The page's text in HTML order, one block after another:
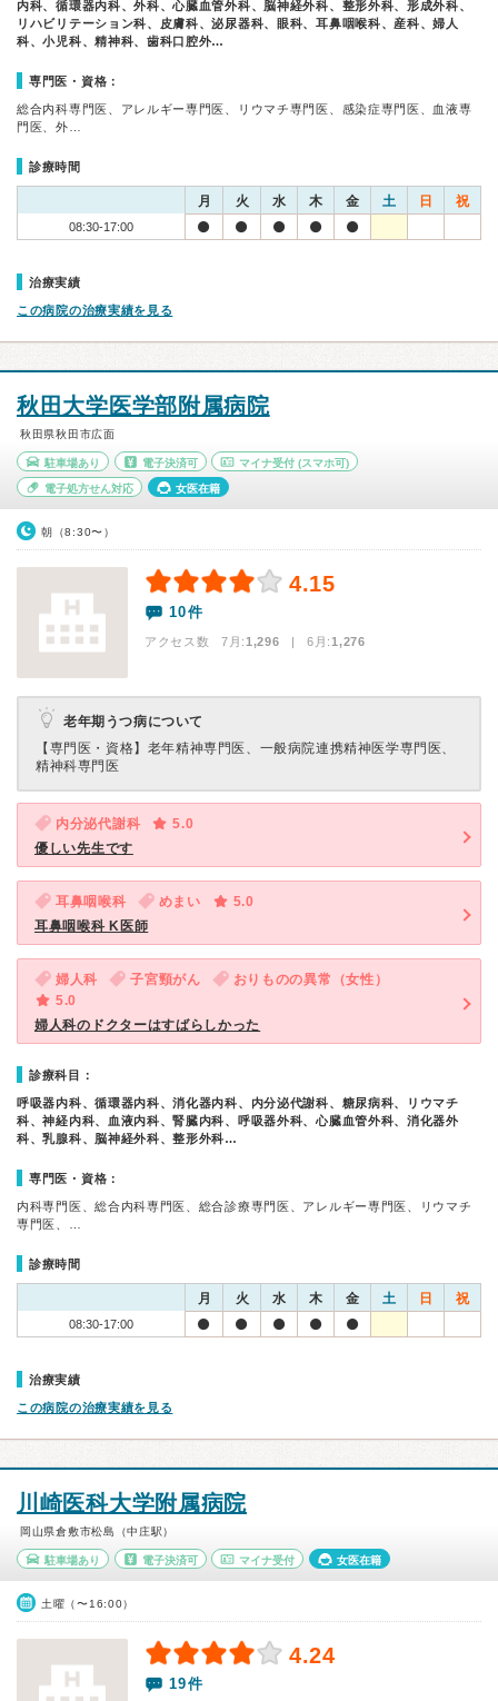
内科、循環器内科、外科、心臓血管外科、脳神経外科、整形外科、形成外科、
リハビリテーション科、皮膚科、泌尿器科、眼科、耳鼻咽喉科、産科、婦人
科、小児科、精神科、歯科口腔外…
専門医・資格：
総合内科専門医、アレルギー専門医、リウマチ専門医、感染症専門医、血液専
門医、外…
診療時間
月 火 水 木 金 土 日 祝
08:30-17:00
治療実績
この病院の治療実績を見る
秋田大学医学部附属病院
秋田県秋田市広面
駐車場あり 電子決済可 マイナ受付 (スマホ可)
電子処方せん対応 女医在籍
朝（8:30〜）
4.15
10件
アクセス数 7月:1,296 | 6月:1,276
老年期うつ病について
【専門医・資格】 老年精神専門医、一般病院連携精神医学専門医、
精神科専門医
内分泌代謝科
5.0
優しい先生です
耳鼻咽喉科 めまい
5.0
耳鼻咽喉科 K医師
婦人科 子宮頸がん
おりものの異常（女性）
5.0
婦人科のドクターはすばらしかった
診療科目：
呼吸器内科、循環器内科、消化器内科、内分泌代謝科、糖尿病科、リウマチ
科、神経内科、血液内科、腎臓内科、呼吸器外科、心臓血管外科、消化器外
科、乳腺科、脳神経外科、整形外科…
専門医・資格：
内科専門医、総合内科専門医、総合診療専門医、アレルギー専門医、リウマチ
専門医、…
診療時間
月 火 水 木 金 土 日 祝
08:30-17:00
治療実績
この病院の治療実績を見る
川崎医科大学附属病院
岡山県倉敷市松島（中庄駅）
駐車場あり 電子決済可 マイナ受付 女医在籍
土曜（〜16:00）
4.24
19件